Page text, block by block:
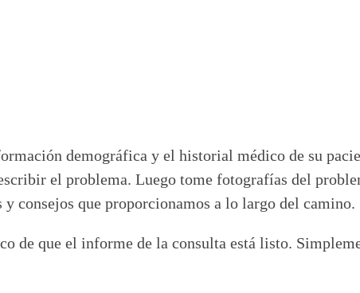
demográfica y el historial médico de su
el problema. Luego tome fotografías del
consejos que proporcionamos a lo largo del camino.
de que el informe de la consulta está listo.